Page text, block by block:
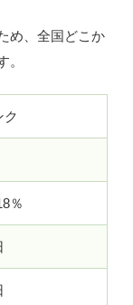
め、全国どこか
ク
％